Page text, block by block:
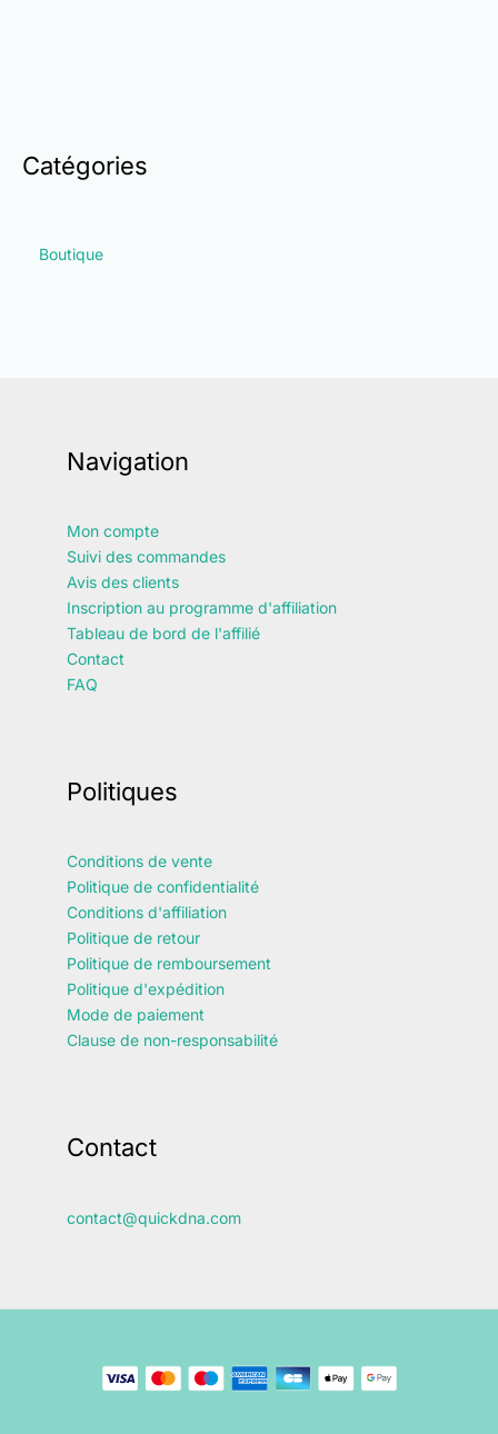
Catégories
Boutique
Navigation
Mon compte
Suivi des commandes
Avis des clients
Inscription au programme d'affiliation
Tableau de bord de l'affilié
Contact
FAQ
Politiques
Conditions de vente
Politique de confidentialité
Conditions d'affiliation
Politique de retour
Politique de remboursement
Politique d'expédition
Mode de paiement
Clause de non-responsabilité
Contact
contact@quickdna.com